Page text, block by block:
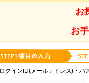
お
お
ログインID(メールアドレス)・パ